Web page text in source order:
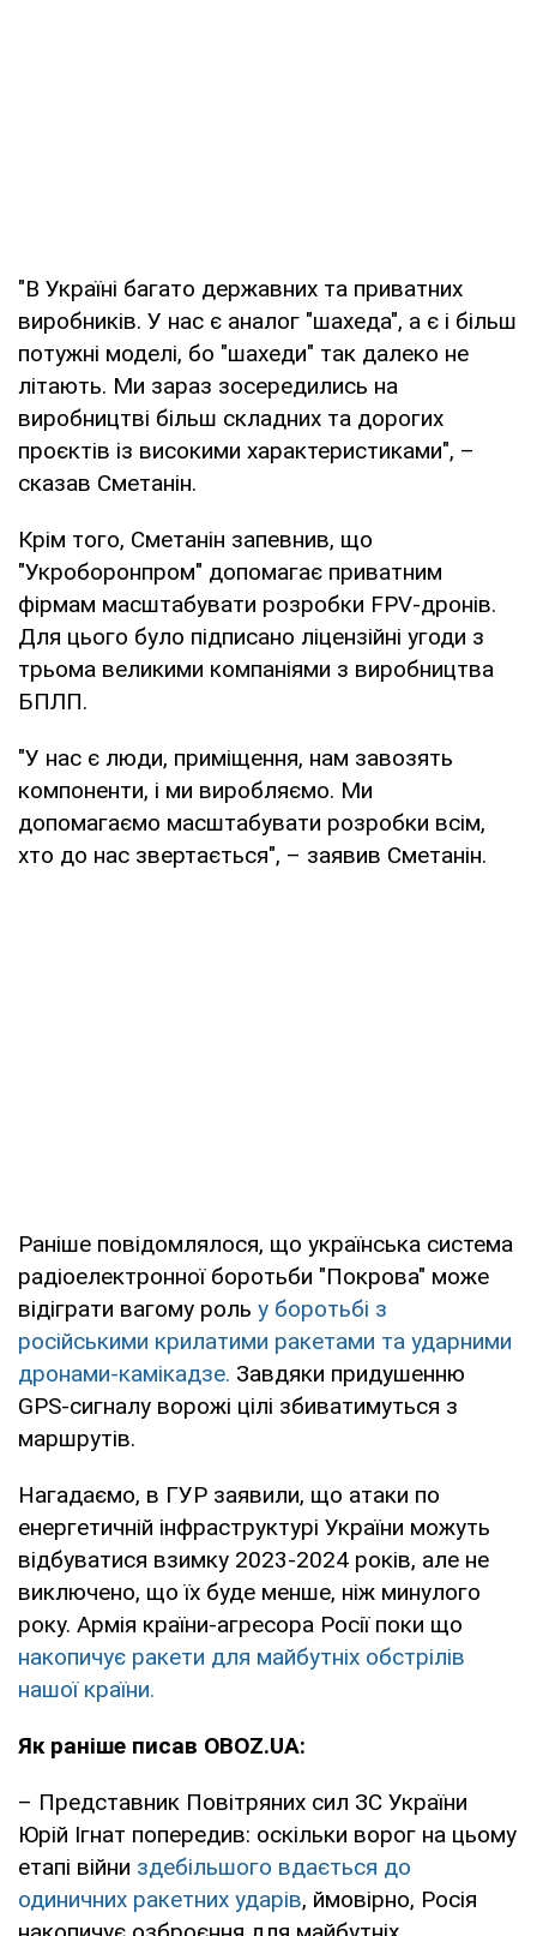
"В Україні багато державних та приватних
виробників. У нас є аналог "шахеда", а є і більш
потужні моделі, бо "шахеди" так далеко не
літають. Ми зараз зосередились на
виробництві більш складних та дорогих
проєктів із високими характеристиками", –
сказав Сметанін.
Крім того, Сметанін запевнив, що
"Укроборонпром" допомагає приватним
фірмам масштабувати розробки FPV-дронів.
Для цього було підписано ліцензійні угоди з
трьома великими компаніями з виробництва
БПЛП.
"У нас є люди, приміщення, нам завозять
компоненти, і ми виробляємо. Ми
допомагаємо масштабувати розробки всім,
хто до нас звертається", – заявив Сметанін.
Раніше повідомлялося, що українська система
радіоелектронної боротьби "Покрова" може
відіграти вагому роль у боротьбі з
російськими крилатими ракетами та ударними
дронами-камікадзе. Завдяки придушенню
GPS-сигналу ворожі цілі збиватимуться з
маршрутів.
Нагадаємо, в ГУР заявили, що атаки по
енергетичній інфраструктурі України можуть
відбуватися взимку 2023-2024 років, але не
виключено, що їх буде менше, ніж минулого
року. Армія країни-агресора Росії поки що
накопичує ракети для майбутніх обстрілів
нашої країни.
Як раніше писав OBOZ.UA:
– Представник Повітряних сил ЗС України
Юрій Ігнат попередив: оскільки ворог на цьому
етапі війни здебільшого вдається до
одиничних ракетних ударів, ймовірно, Росія